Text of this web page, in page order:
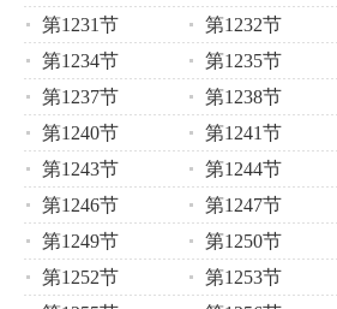
第1231节
第1232节
第1234节
第1235节
第1237节
第1238节
第1240节
第1241节
第1243节
第1244节
第1246节
第1247节
第1249节
第1250节
第1252节
第1253节